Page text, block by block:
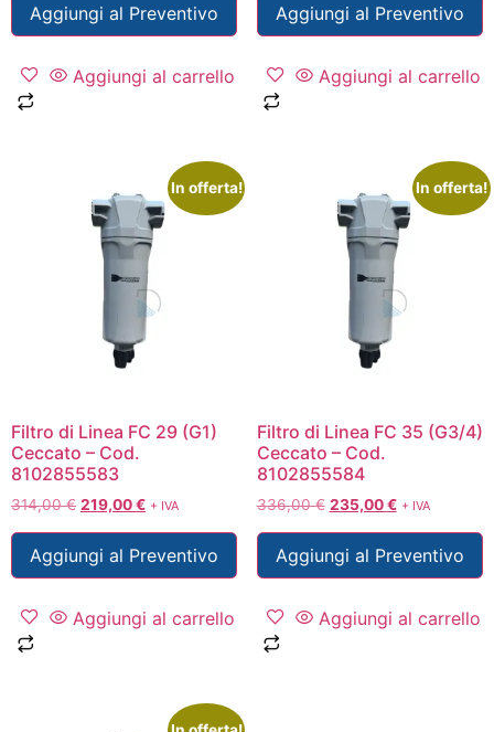
Aggiungi al Preventivo
Aggiungi al carrello
Aggiungi al Preventivo
Aggiungi al carrello
In offerta!
Filtro di Linea FC 29 (G1)
Ceccato – Cod.
8102855583
314,00€ 219,00€ + IVA
Aggiungi al Preventivo
Aggiungi al carrello
In offerta!
Filtro di Linea FC 35 (G3/4)
Ceccato – Cod.
8102855584
336,00€ 235,00€ + IVA
Aggiungi al Preventivo
Aggiungi al carrello